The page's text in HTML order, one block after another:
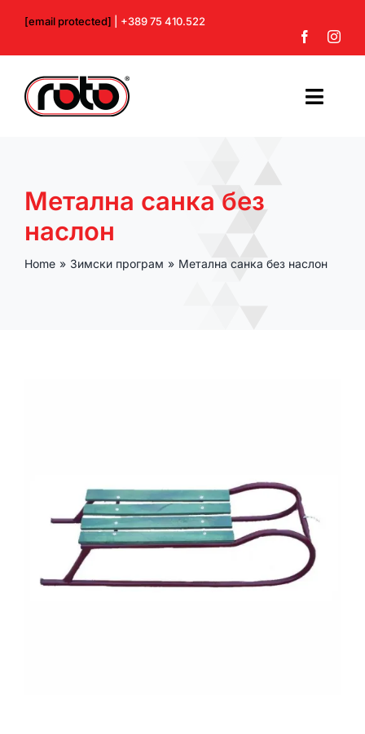
content
[email protected] | +389 75 410.522
За нас
Производи
Метална санка без
наслон
Home Зимски програм Метална санка без наслон